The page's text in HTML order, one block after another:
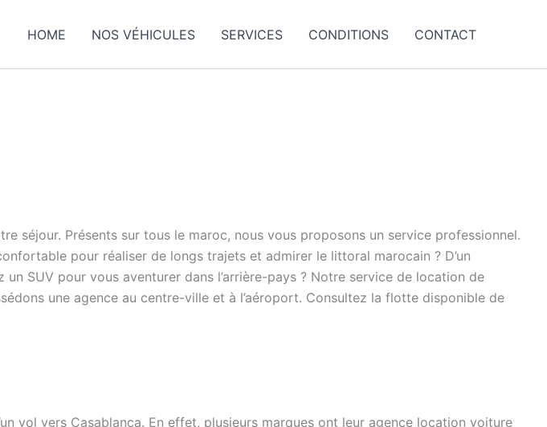
HOME NOS VÉHICULES SERVICES CONDITIONS CONTACT
séjour. Présents sur tous le maroc, nous vous proposons un service professionnel.
pour réaliser de longs trajets et admirer le littoral marocain ? D’un
SUV pour vous aventurer dans l’arrière-pays ? Notre service de location de
une agence au centre-ville et à l’aéroport. Consultez la flotte disponible de
vol vers Casablanca. En effet, plusieurs marques ont leur agence location voiture